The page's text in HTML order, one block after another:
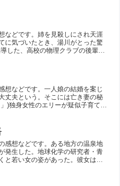
などです。姉を見殺しにされ天涯
に気づいたとき、湯川がとった驚
した、高校の物理クラブの後輩・
想などです。一人娘の結婚を案じ
丈夫という。そこには亡き妻の秘
)独身女性のエリーが疑似子育て体
感想などです。ある地方の温泉地
発生した。地球化学の研究者・青
と若い女の姿があった。彼女はひ